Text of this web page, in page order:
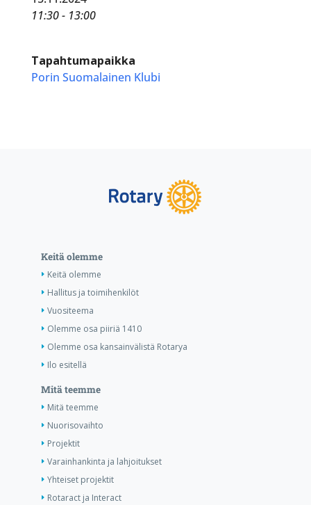
11:30 - 13:00
Tapahtumapaikka
Porin Suomalainen Klubi
Keitä olemme
Keitä olemme
Hallitus ja toimihenkilöt
Vuositeema
Olemme osa piiriä 1410
Olemme osa kansainvälistä Rotarya
Ilo esitellä
Mitä teemme
Mitä teemme
Nuorisovaihto
Projektit
Varainhankinta ja lahjoitukset
Yhteiset projektit
Rotaract ja Interact